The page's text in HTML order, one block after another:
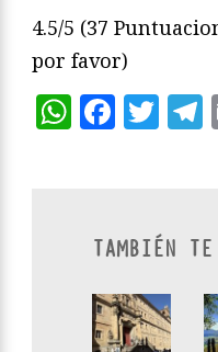
4.5/5 (37
por favor)
TAMBIÉN